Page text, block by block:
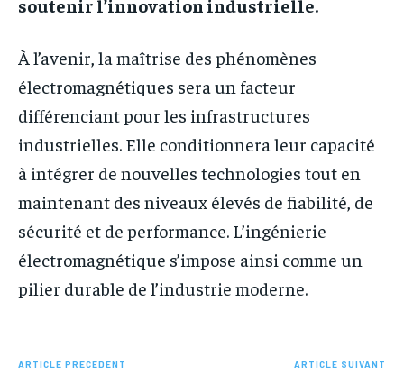
soutenir l’innovation industrielle.
À l’avenir, la maîtrise des phénomènes
électromagnétiques sera un facteur
différenciant pour les infrastructures
industrielles. Elle conditionnera leur capacité
à intégrer de nouvelles technologies tout en
maintenant des niveaux élevés de fiabilité, de
sécurité et de performance. L’ingénierie
électromagnétique s’impose ainsi comme un
pilier durable de l’industrie moderne.
ARTICLE PRÉCÉDENT ARTICLE SUIVANT